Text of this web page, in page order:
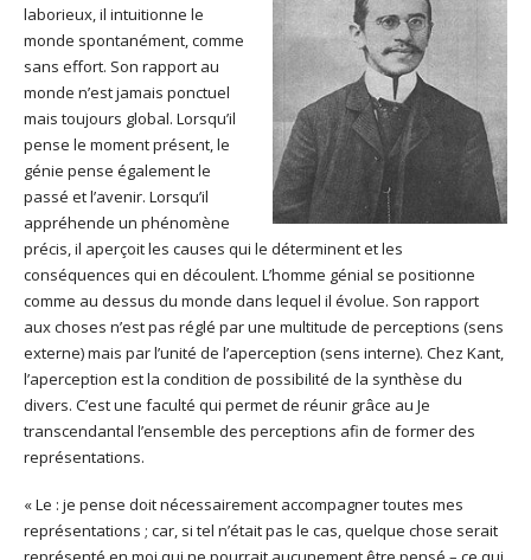
laborieux, il intuitionne le
monde spontanément, comme
sans effort. Son rapport au
monde n’est jamais ponctuel
mais toujours global. Lorsqu’il
pense le moment présent, le
génie pense également le
passé et l’avenir. Lorsqu’il
appréhende un phénomène
précis, il aperçoit les causes qui le déterminent et les
conséquences qui en découlent. L’homme génial se positionne
comme au dessus du monde dans lequel il évolue. Son rapport
aux choses n’est pas réglé par une multitude de perceptions (sens
externe) mais par l’unité de l’aperception (sens interne). Chez Kant,
l’aperception est la condition de possibilité de la synthèse du
divers. C’est une faculté qui permet de réunir grâce au Je
transcendantal l’ensemble des perceptions afin de former des
représentations.
« Le : je pense doit nécessairement accompagner toutes mes
représentations ; car, si tel n’était pas le cas, quelque chose serait